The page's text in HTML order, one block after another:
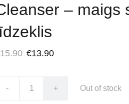
– maigs
€13.90
- + Out of stock